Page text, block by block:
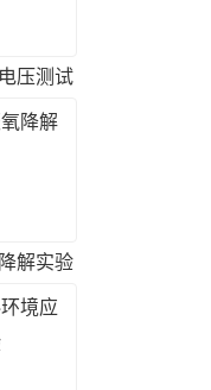
压测试
解实验